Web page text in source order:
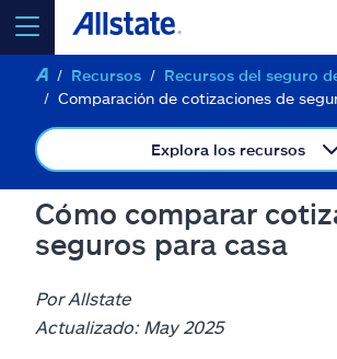
seleccionar un producto para
Select a Product
ir
Recursos
Recursos del seguro
Comparación de cotizaciones de
Explora los recursos
Cómo comparar
seguros para casa
Por Allstate
Actualizado: May 2025